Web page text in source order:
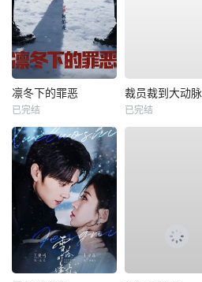
凛冬下的罪恶
已完结
裁员裁到大动脉
已完结